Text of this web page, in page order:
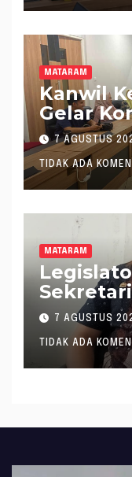
MATARAM
Kanwil
Gelar
Formasi
7 AGUSTUS
TIDAK ADA
MATARAM
Dana
484
7 AGUSTUS
TIDAK ADA